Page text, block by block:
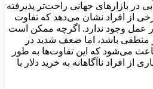
در بازارهای جهانی راحت‌تر پذیرفته
از افراد نشان می‌دهد که تفاوت
عمل وجود ندارد. اگرچه ممکن است
منطقی باشد، اما ضعف شدید در
می‌شود که این تفاوت‌ها به طور
از افراد ناآگاهانه به خرید دلار با